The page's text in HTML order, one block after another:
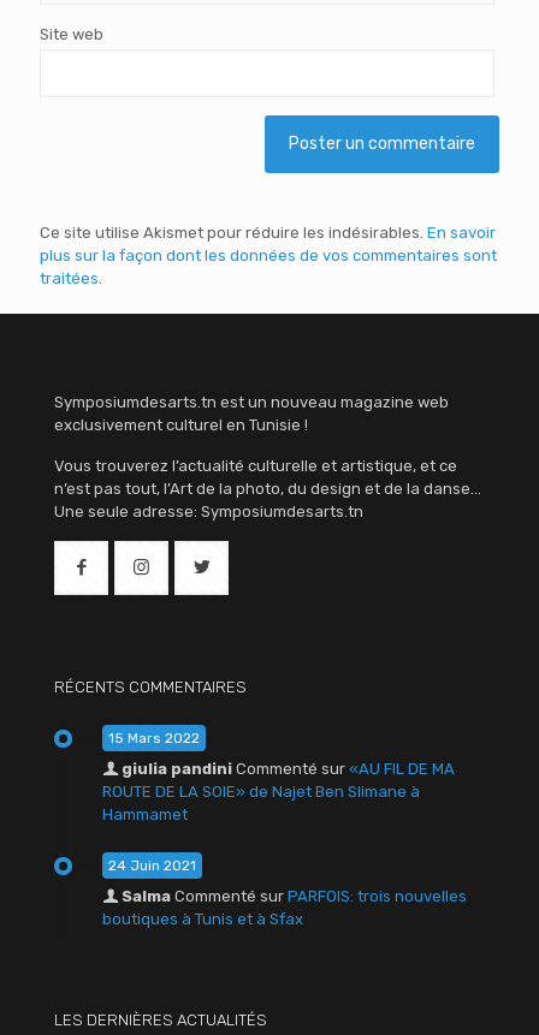
Site web
Ce site utilise Akismet pour réduire les indésirables. En savoir
plus sur la façon dont les données de vos commentaires sont
traitées
Symposiumdesarts.tn est un nouveau magazine web
exclusivement culturel en Tunisie !
Vous trouverez l’actualité culturelle et artistique, et ce
n’est pas tout, l’Art de la photo, du design et de la danse…
Une seule adresse: Symposiumdesarts.tn
RÉCENTS COMMENTAIRES
15 Mars 2022
giulia pandini Commenté sur «AU FIL DE MA
ROUTE DE LA SOIE» de Najet Ben Slimane à
Hammamet
24 Juin 2021
Salma Commenté sur PARFOIS: trois nouvelles
boutiques à Tunis et à Sfax
LES DERNIÈRES ACTUALITÉS